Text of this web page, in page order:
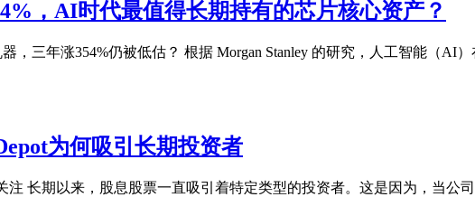
，AI时代最值得长期持有的芯片核心资产？
，三年涨354%仍被低估？ 根据 Morgan Stanley 的研究，人工智能（AI
为何吸引长期投资者
注 长期以来，股息股票一直吸引着特定类型的投资者。这是因为，当